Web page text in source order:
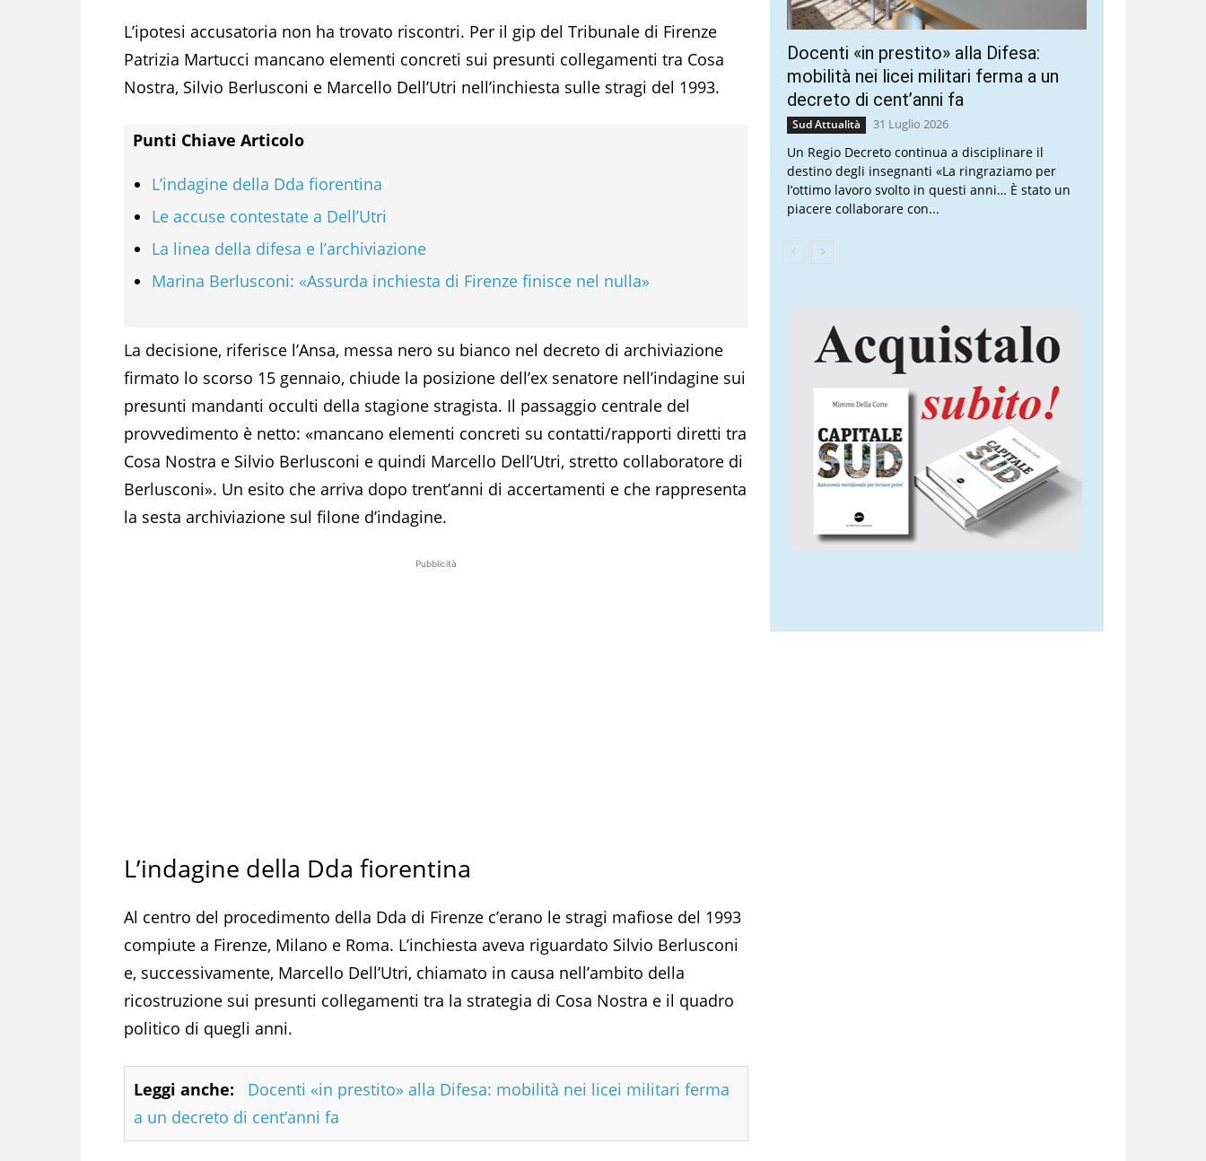
L’ipotesi accusatoria non ha trovato riscontri. Per il gip del Tribunale di Firenze
Patrizia Martucci mancano elementi concreti sui presunti collegamenti tra Cosa
Nostra, Silvio Berlusconi e Marcello Dell’Utri nell’inchiesta sulle stragi del 1993.
Punti Chiave Articolo
L’indagine della Dda fiorentina
Le accuse contestate a Dell’Utri
La linea della difesa e l’archiviazione
Marina Berlusconi: «Assurda inchiesta di Firenze finisce nel nulla»
La decisione, riferisce l’Ansa, messa nero su bianco nel decreto di archiviazione
firmato lo scorso 15 gennaio, chiude la posizione dell’ex senatore nell’indagine sui
presunti mandanti occulti della stagione stragista. Il passaggio centrale del
provvedimento è netto: «mancano elementi concreti su contatti/rapporti diretti tra
Cosa Nostra e Silvio Berlusconi e quindi Marcello Dell’Utri, stretto collaboratore di
Berlusconi». Un esito che arriva dopo trent’anni di accertamenti e che rappresenta
la sesta archiviazione sul filone d’indagine.
Pubblicità
L’indagine della Dda fiorentina
Al centro del procedimento della Dda di Firenze c’erano le stragi mafiose del 1993
compiute a Firenze, Milano e Roma. L’inchiesta aveva riguardato Silvio Berlusconi
e, successivamente, Marcello Dell’Utri, chiamato in causa nell’ambito della
ricostruzione sui presunti collegamenti tra la strategia di Cosa Nostra e il quadro
politico di quegli anni.
Leggi anche:
Docenti «in prestito» alla Difesa: mobilità nei licei militari ferma
a un decreto di cent’anni fa
Docenti «in prestito» alla Difesa:
mobilità nei licei militari ferma a un
decreto di cent’anni fa
Sud Attualità 31 Luglio 2026
Un Regio Decreto continua a disciplinare il
destino degli insegnanti «La ringraziamo per
l’ottimo lavoro svolto in questi anni… È stato un
piacere collaborare con...